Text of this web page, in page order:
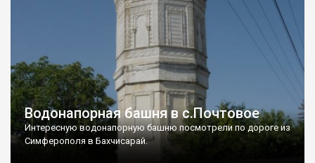
Водонапорная башня в с.Почтовое
Интересную водонапорную башню посмотрели по дороге из
Симферополя в Бахчисарай.